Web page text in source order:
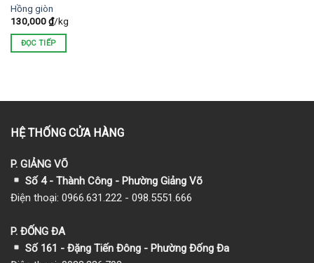
Hồng giòn
130,000₫/kg
ĐỌC TIẾP
HỆ THỐNG CỬA HÀNG
P. GIẢNG VÕ
Số 4 - Thành Công - Phường Giảng Võ
Điện thoại: 0966.631.222 - 098.5551.666
P. ĐỐNG ĐA
Số 161 - Đặng Tiến Đông - Phường Đống Đa